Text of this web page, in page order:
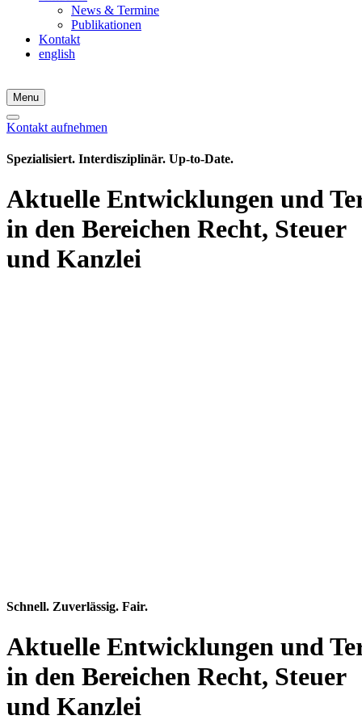
News & Termine
Publikationen
Kontakt
english
Menu
Kontakt aufnehmen
Spezialisiert. Interdisziplinär. Up-to-Date.
Aktuelle Entwicklungen und
in den Bereichen Recht, Steuer
und Kanzlei
Schnell. Zuverlässig. Fair.
Aktuelle Entwicklungen und
in den Bereichen Recht, Steuer
und Kanzlei